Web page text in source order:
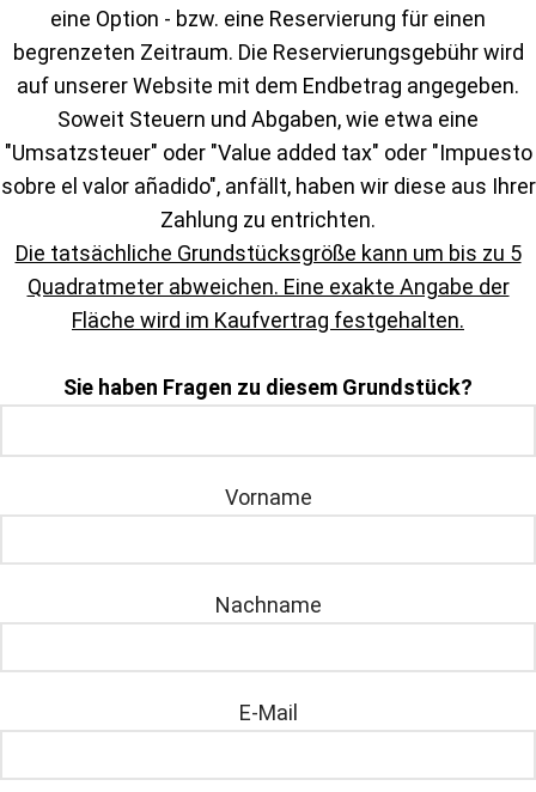
eine Option - bzw. eine Reservierung für einen
begrenzeten Zeitraum. Die Reservierungsgebühr wird
auf unserer Website mit dem Endbetrag angegeben.
Soweit Steuern und Abgaben, wie etwa eine
"Umsatzsteuer" oder "Value added tax" oder "Impuesto
sobre el valor añadido", anfällt, haben wir diese aus Ihrer
Zahlung zu entrichten.
Die tatsächliche Grundstücksgröße kann um bis zu 5
Quadratmeter abweichen. Eine exakte Angabe der
Fläche wird im Kaufvertrag festgehalten.
Sie haben Fragen zu diesem Grundstück?
Vorname
Nachname
E-Mail